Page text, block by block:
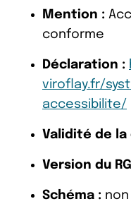
Mention :
conforme
Déclaration :
viroflay.fr/
accessibilite/
Validité de
Version du
Schéma : non